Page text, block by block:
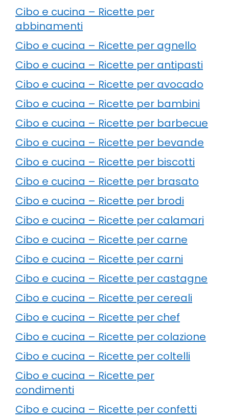
Cibo e cucina – Ricette per
abbinamenti
Cibo e cucina – Ricette per agnello
Cibo e cucina – Ricette per antipasti
Cibo e cucina – Ricette per avocado
Cibo e cucina – Ricette per bambini
Cibo e cucina – Ricette per barbecue
Cibo e cucina – Ricette per bevande
Cibo e cucina – Ricette per biscotti
Cibo e cucina – Ricette per brasato
Cibo e cucina – Ricette per brodi
Cibo e cucina – Ricette per calamari
Cibo e cucina – Ricette per carne
Cibo e cucina – Ricette per carni
Cibo e cucina – Ricette per castagne
Cibo e cucina – Ricette per cereali
Cibo e cucina – Ricette per chef
Cibo e cucina – Ricette per colazione
Cibo e cucina – Ricette per coltelli
Cibo e cucina – Ricette per
condimenti
Cibo e cucina – Ricette per confetti